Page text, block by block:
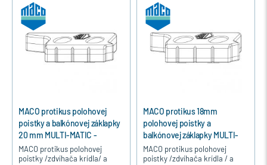
MACO protikus polohovej
poistky a balkónovej záklapky
20 mm MULTI-MATIC -
Strieborná, Ľavý
MACO protikus polohovej
poistky /zdvíhača krídla/ a
MACO protikus 18mm
polohovej poistky a
balkónovej záklapky MULTI-
MATIC - Strieborná, Pravý
MACO protikus polohovej
poistky /zdvíhača krídla / a